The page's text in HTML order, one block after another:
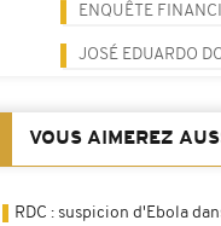
ENQUÊTE
JOSÉ EDUARDO
VOUS AIMEREZ
RDC : suspicion d'Ebola